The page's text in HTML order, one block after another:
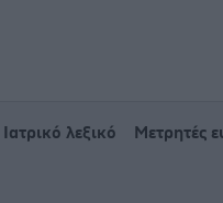
Ιατρικό λεξικό Μετρητές